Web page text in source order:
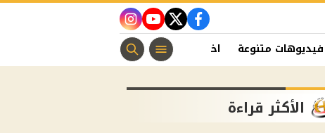
facebook
twitter
youtube
instagram
فيديوهات متنوعة اخبار الفن منوعات مسيحية
الأكثر قراءة